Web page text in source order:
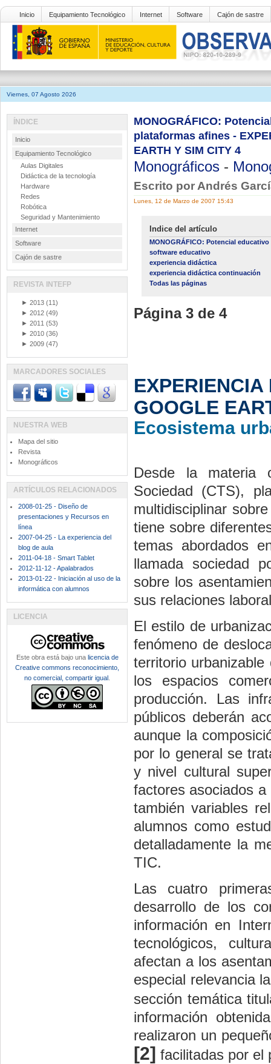
Inicio Equipamiento Tecnológico Internet Software Cajón de sastre
Viernes, 07 Agosto 2026
MONOGRÁFICO:
plataformas afines -
EARTH Y SIM CITY 4
Monográficos -
Escrito por Andrés
Lunes, 12 de Marzo de 2007 15:43
Indice del artículo
MONOGRÁFICO: Potencial
software educativo
experiencia didáctica
experiencia didáctica continuación
Todas las páginas
Página 3 de 4
GOOGLE
Ecosistema
Desde la materia
Sociedad (CTS),
multidisciplinar
tiene sobre
temas abordados
llamada sociedad
sobre los
sus relaciones
El estilo de
fenómeno de
territorio
los espacios
producción. Las
públicos deberán
aunque la
por lo general se
y nivel cultural
factores asociados
también variables
alumnos como
detalladamente la
TIC.
Las cuatro
desarrollo de los
información en
tecnológicos,
afectan a los
especial relevancia
sección temática
información
realizaron un
[2] facilitadas por el
ÍNDICE
Inicio
Equipamiento Tecnológico
Aulas Digitales
Didáctica de la tecnología
Hardware
Redes
Robótica
Seguridad y Mantenimiento
Internet
Software
Cajón de sastre
REVISTA INTEFP
► 2013 (11)
► 2012 (49)
► 2011 (53)
► 2010 (36)
► 2009 (47)
MARCADORES SOCIALES
NUESTRA WEB
Mapa del sitio
Revista
Monográficos
ARTÍCULOS RELACIONADOS
2008-01-25 - Diseño de
presentaciones y Recursos en
línea
2007-04-25 - La experiencia del
blog de aula
2011-04-18 - Smart Tablet
2012-11-12 - Apalabrados
2013-01-22 - Iniciación al uso de la
informática con alumnos
LICENCIA
Este obra está bajo una licencia de
Creative commons reconocimiento,
no comercial, compartir igual